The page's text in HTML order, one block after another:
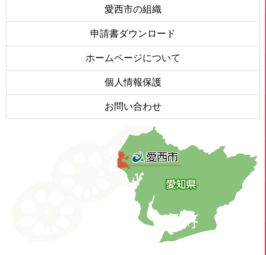
愛西市の組織
申請書ダウンロード
ホームページについて
個人情報保護
お問い合わせ